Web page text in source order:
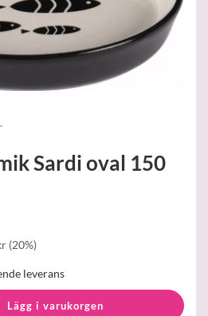
Sardi oval 150
(20%)
leverans
Lägg i varukorgen